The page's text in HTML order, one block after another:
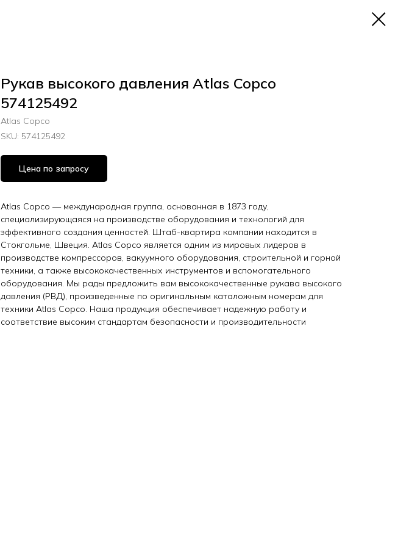
Рукав высокого давления Atlas Copco
574125492
Atlas Copco
SKU: 574125492
Цена по запросу
Atlas Copco — международная группа, основанная в 1873 году,
специализирующаяся на производстве оборудования и технологий для
эффективного создания ценностей. Штаб-квартира компании находится в
Стокгольме, Швеция. Atlas Copco является одним из мировых лидеров в
производстве компрессоров, вакуумного оборудования, строительной и горной
техники, а также высококачественных инструментов и вспомогательного
оборудования. Мы рады предложить вам высококачественные рукава высокого
давления (РВД), произведенные по оригинальным каталожным номерам для
техники Atlas Copco. Наша продукция обеспечивает надежную работу и
соответствие высоким стандартам безопасности и производительности